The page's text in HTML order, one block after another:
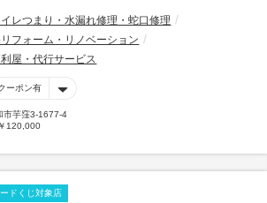
イレつまり・水漏れ修理・蛇口修理
フォーム・リノベーション
屋・代行サービス
ーポン有
市芋窪3-1677-4
120,000
ドくじ対象店